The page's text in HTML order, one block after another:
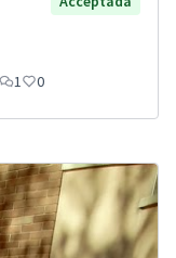
1 0